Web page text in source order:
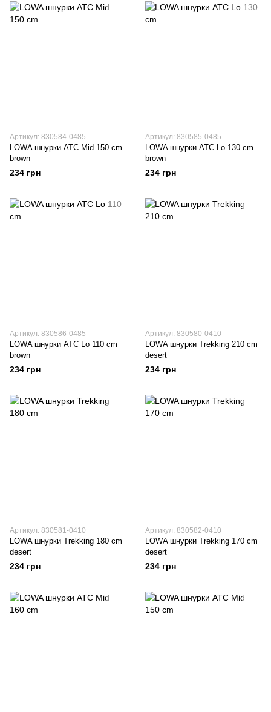
Артикул: 830584-0485
LOWA шнурки ATC Mid 150 cm
brown
234 грн
Артикул: 830585-0485
LOWA шнурки ATC Lo 130 cm
brown
234 грн
Артикул: 830586-0485
LOWA шнурки ATC Lo 110 cm
brown
234 грн
Артикул: 830580-0410
LOWA шнурки Trekking 210 cm
desert
234 грн
Артикул: 830581-0410
LOWA шнурки Trekking 180 cm
desert
234 грн
Артикул: 830582-0410
LOWA шнурки Trekking 170 cm
desert
234 грн